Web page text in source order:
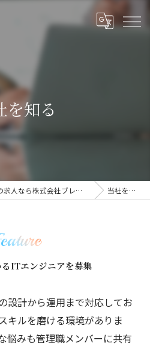
を知る
福岡・東京でITエンジニアの求人なら株式会社ブレイブシャイン 当社を知る
ITエンジニアを募集
設計から運用まで対応してお
キルを磨ける環境がありま
悩みも管理職メンバーに共有